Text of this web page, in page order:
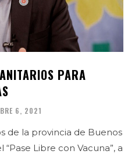
PARA
6, 2021
de la provincia de Buenos
Libre con Vacuna”, a